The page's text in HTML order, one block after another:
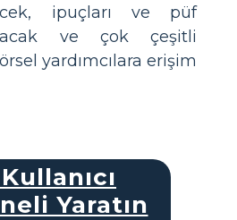
ipuçları ve püf
ve çok çeşitli
yardımcılara erişim
Yaratın